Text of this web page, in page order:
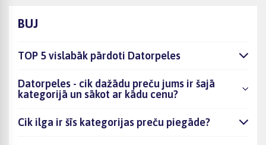
BUJ
TOP 5 vislabāk pārdoti Datorpeles
Datorpeles - cik dažādu preču jums ir šajā
kategorijā un sākot ar kādu cenu?
Cik ilga ir šīs kategorijas preču piegāde?